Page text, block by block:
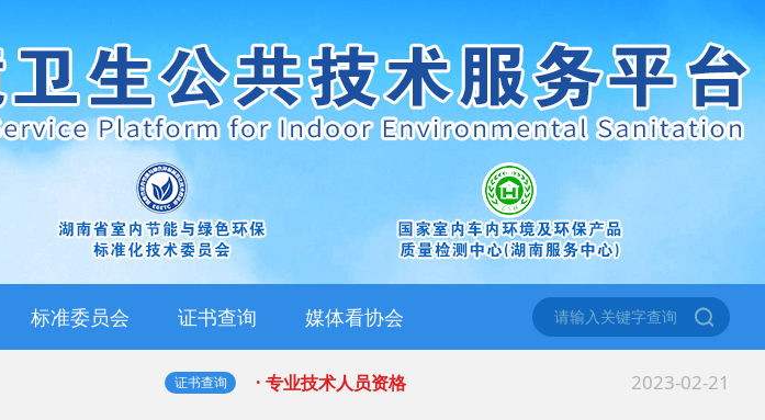
标准委员会 证书查询 媒体看协会
证书查询 · 专业技术人员资格 2023-02-21